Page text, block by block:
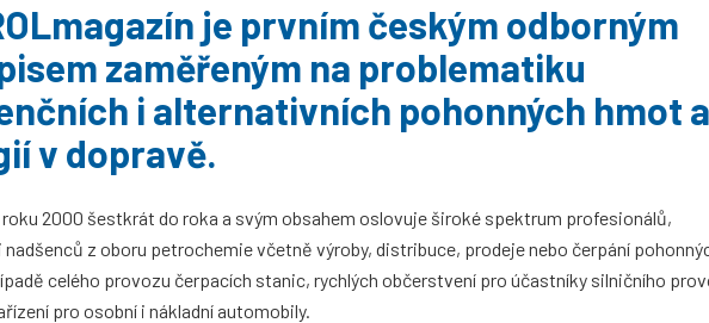
je prvním českým odborným
zaměřeným na problematiku
i alternativních pohonných hmot a
v dopravě.
roku 2000 šestkrát do roka a svým obsahem oslovuje široké spektrum profesionálů,
nadšenců z oboru petrochemie včetně výroby, distribuce, prodeje nebo čerpání
celého provozu čerpacích stanic, rychlých občerstvení pro účastníky silničního
pro osobní i nákladní automobily.